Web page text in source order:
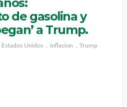
de gasolina y
a Trump.
Estados Unidos inflacion Trump